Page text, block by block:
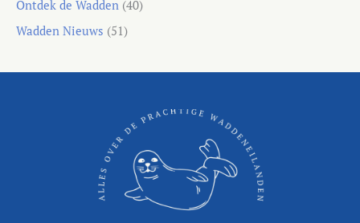
Ontdek de Wadden (40)
Wadden Nieuws (51)